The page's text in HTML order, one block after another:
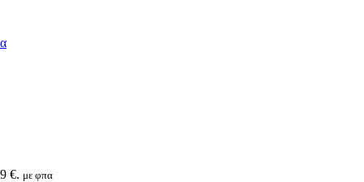
€. με φπα